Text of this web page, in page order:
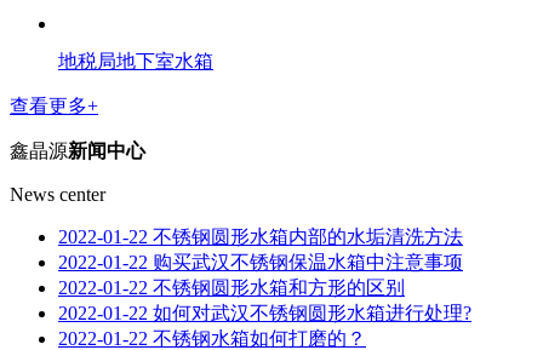
地税局地下室水箱
查看更多+
鑫晶源新闻中心
News center
2022-01-22 不锈钢圆形水箱内部的水垢清洗方法
2022-01-22 购买武汉不锈钢保温水箱中注意事项
2022-01-22 不锈钢圆形水箱和方形的区别
2022-01-22 如何对武汉不锈钢圆形水箱进行处理?
2022-01-22 不锈钢水箱如何打磨的？